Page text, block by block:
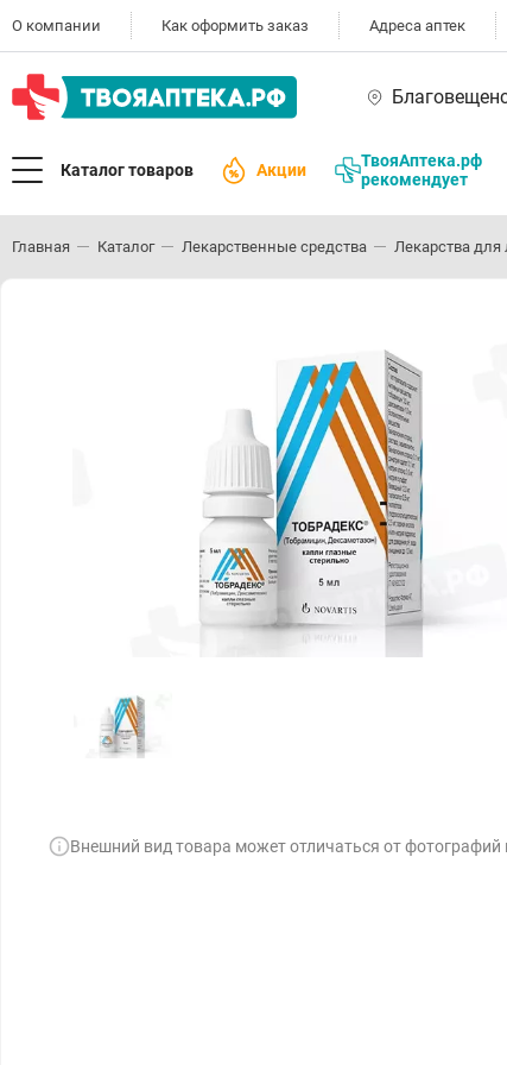
О компании Как оформить заказ Адреса аптек
Каталог товаров Акции
ТвояАптека.рф
рекомендует
Главная Каталог Лекарственные средства Лекарства для
Внешний вид товара может отличаться от фотографий